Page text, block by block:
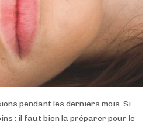
pendant les derniers mois. Si
: il faut bien la préparer pour le